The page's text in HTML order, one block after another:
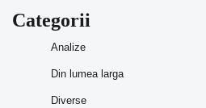
Categorii
Analize
Din lumea larga
Diverse